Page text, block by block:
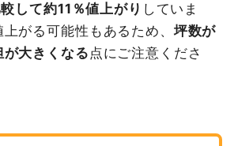
して約11％値上がり していま
がる可能性もあるため、 坪数が
大きくなる点にご注意くださ